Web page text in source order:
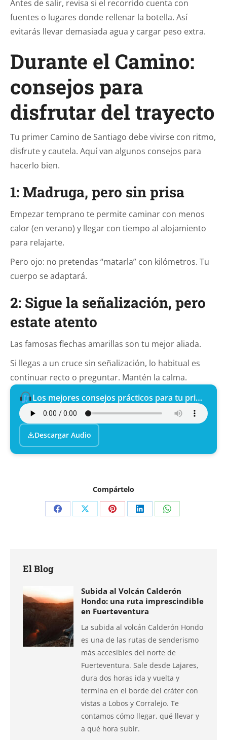
Antes de salir, revisa si el recorrido cuenta con
fuentes o lugares donde rellenar la botella. Así
evitarás llevar demasiada agua y cargar peso extra.
Durante el Camino:
consejos para
disfrutar del trayecto
Tu primer Camino de Santiago debe vivirse con ritmo,
disfrute y cautela. Aquí van algunos consejos para
hacerlo bien.
1: Madruga, pero sin prisa
Empezar temprano te permite caminar con menos
calor (en verano) y llegar con tiempo al alojamiento
para relajarte.
Pero ojo: no pretendas “matarla” con kilómetros. Tu
cuerpo se adaptará.
2: Sigue la señalización, pero
estate atento
Las famosas flechas amarillas son tu mejor aliada.
Si llegas a un cruce sin señalización, lo habitual es
continuar recto o preguntar. Mantén la calma.
Los mejores consejos prácticos para tu primer Camino de Santiago
Descargar Audio
Compártelo
CompartirCompartirCompartirCompartirCompartir
El Blog
Subida al Volcán Calderón
Hondo: una ruta imprescindible
en Fuerteventura
La subida al volcán Calderón Hondo
es una de las rutas de senderismo
más accesibles del norte de
Fuerteventura. Sale desde Lajares,
dura dos horas ida y vuelta y
termina en el borde del cráter con
vistas a Lobos y Corralejo. Te
contamos cómo llegar, qué llevar y
a qué hora subir.